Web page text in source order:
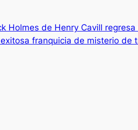
Holmes de Henry Cavill regresa
franquicia de misterio de